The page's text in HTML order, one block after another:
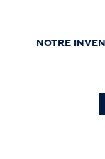
NOTRE